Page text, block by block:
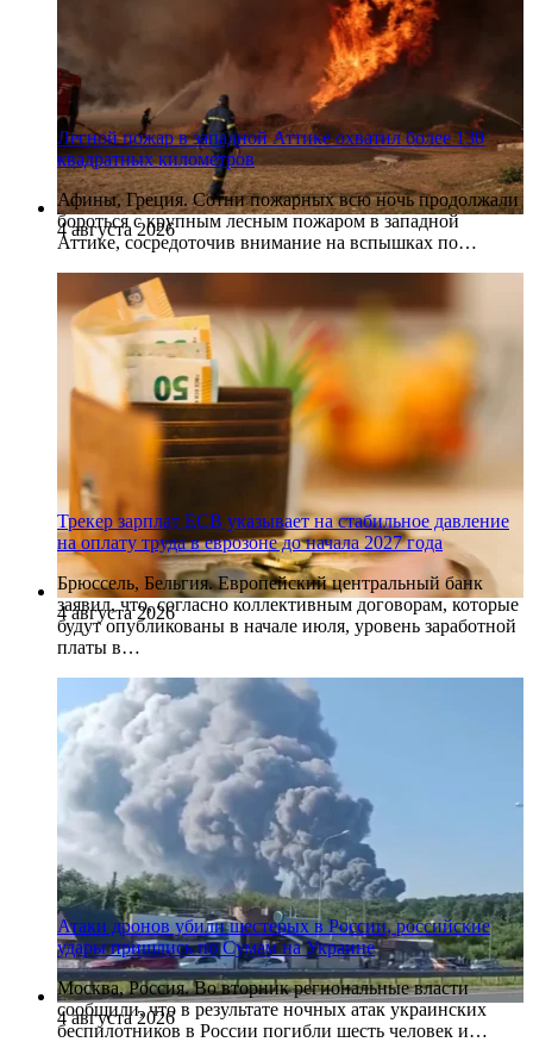
4 августа 2026
Лесной пожар в западной Аттике охватил более 130
квадратных километров
Афины, Греция. Сотни пожарных всю ночь продолжали
бороться с крупным лесным пожаром в западной
Аттике, сосредоточив внимание на вспышках по…
4 августа 2026
Трекер зарплат ECB указывает на стабильное давление
на оплату труда в еврозоне до начала 2027 года
Брюссель, Бельгия. Европейский центральный банк
заявил, что, согласно коллективным договорам, которые
будут опубликованы в начале июля, уровень заработной
платы в…
4 августа 2026
Атаки дронов убили шестерых в России, российские
удары пришлись по Сумам на Украине
Москва, Россия. Во вторник региональные власти
сообщили, что в результате ночных атак украинских
беспилотников в России погибли шесть человек и…